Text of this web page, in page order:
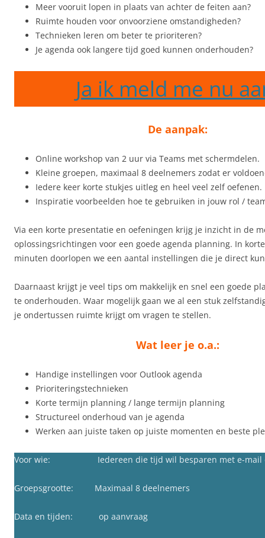
Meer vooruit lopen in plaats van achter de feiten aan?
Ruimte houden voor onvoorziene omstandigheden?
Technieken leren om beter te prioriteren?
Je agenda ook langere tijd goed kunnen onderhouden?
Ja ik meld me nu
De aanpak:
Online workshop van 2 uur via Teams met schermdelen.
Kleine groepen, maximaal 8 deelnemers zodat er
Iedere keer korte stukjes uitleg en heel veel zelf oefenen.
Inspiratie voorbeelden hoe te gebruiken in jouw rol /
Via een korte presentatie en oefeningen krijg je inzicht in de
oplossingsrichtingen voor een goede agenda planning. In korte
minuten doorlopen we een aantal instellingen die je direct
Daarnaast krijgt je veel tips om makkelijk en snel een goede
te onderhouden. Waar mogelijk gaan we al een stuk
je ondertussen ruimte krijgt om vragen te stellen.
Wat leer je o.a.:
Handige instellingen voor Outlook agenda
Prioriteringstechnieken
Korte termijn planning / lange termijn planning
Structureel onderhoud van je agenda
Werken aan juiste taken op juiste momenten en beste
Voor wie: Iedereen die tijd wil besparen met e-mail
Groepsgrootte: Maximaal 8 deelnemers
Data en tijden: op aanvraag